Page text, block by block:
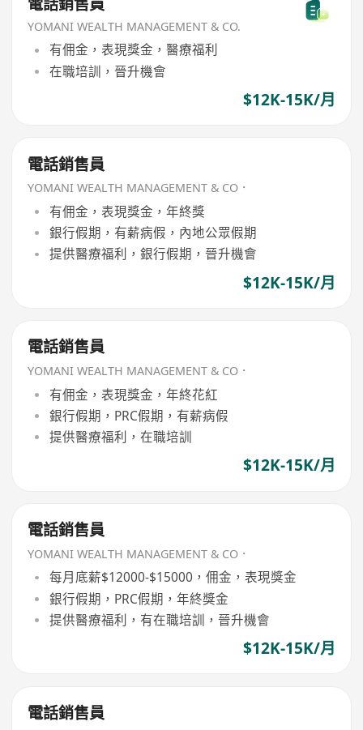
YOMANI WEALTH MANAGEMENT & CO.
有佣金，表現獎金，醫療福利
在職培訓，晉升機會
$12K-15K/月
電話銷售員
YOMANI WEALTH MANAGEMENT & CO．
有佣金，表現獎金，年終獎
銀行假期，有薪病假，內地公眾假期
提供醫療福利，銀行假期，晉升機會
$12K-15K/月
電話銷售員
YOMANI WEALTH MANAGEMENT & CO．
有佣金，表現獎金，年終花紅
銀行假期，PRC假期，有薪病假
提供醫療福利，在職培訓
$12K-15K/月
電話銷售員
YOMANI WEALTH MANAGEMENT & CO．
每月底薪$12000-$15000，佣金，表現獎金
銀行假期，PRC假期，年終獎金
提供醫療福利，有在職培訓，晉升機會
$12K-15K/月
電話銷售員